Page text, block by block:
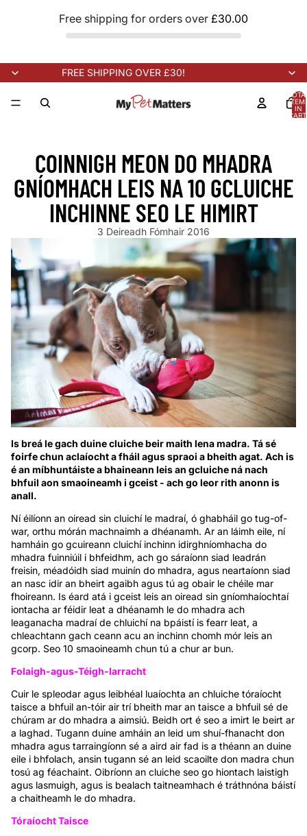
Free shipping for orders over £30.00
FREE SHIPPING OVER £30!
IN
COINNIGH MEON DO MHADRA
GNÍOMHACH LEIS NA 10 GCLUICHE
INCHINNE SEO LE HIMIRT
3 Deireadh Fómhair 2016
Is breá le gach duine cluiche beir maith lena madra. Tá sé
foirfe chun aclaíocht a fháil agus spraoi a bheith agat. Ach is
é an míbhuntáiste a bhaineann leis an gcluiche ná nach
bhfuil aon smaoineamh i gceist - ach go leor rith anonn is
anall.
Ní éilíonn an oiread sin cluichí le madraí, ó ghabháil go tug-of-
war, orthu mórán machnaimh a dhéanamh. Ar an láimh eile, ní
hamháin go gcuireann cluichí inchinn idirghníomhacha do
mhadra fuinniúil i bhfeidhm, ach go sáraíonn siad leadrán
freisin, méadóidh siad muinín do mhadra, agus neartaíonn siad
an nasc idir an bheirt agaibh agus tú ag obair le chéile mar
fhoireann. Is éard atá i gceist leis an oiread sin gníomhaíochtaí
iontacha ar féidir leat a dhéanamh le do mhadra ach
leaganacha madraí de chluichí na bpáistí is fearr leat, a
chleachtann gach ceann acu an inchinn chomh mór leis an
gcorp. Seo 10 smaoineamh chun tú a chur ar bun.
Folaigh-agus-Téigh-Iarracht
Cuir le spleodar agus leibhéal luaíochta an chluiche tóraíocht
taisce a bhfuil an-tóir air trí bheith mar an taisce a bhfuil sé de
chúram ar do mhadra a aimsiú. Beidh ort é seo a imirt le beirt ar
a laghad. Tugann duine amháin an leid um shuí-fhanacht don
mhadra agus tarraingíonn sé a aird air fad is a théann an duine
eile i bhfolach, ansin tugann sé an leid scaoilte don madra chun
tosú ag féachaint. Oibríonn an cluiche seo go hiontach laistigh
agus lasmuigh, agus is bealach taitneamhach é tráthnóna báistí
a chaitheamh le do mhadra.
Tóraíocht Taisce